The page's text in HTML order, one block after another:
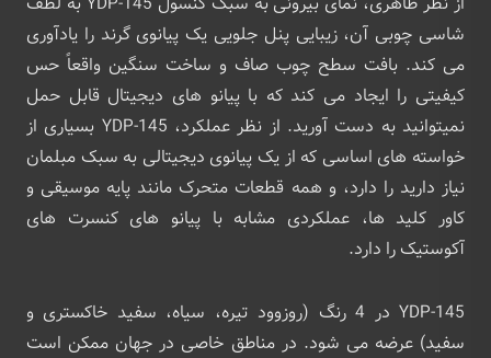
شاسی چوبی آن، زیبایی پنل جلویی یک پیانوی گرند را یادآوری
می کند. بافت سطح چوب صاف و ساخت سنگین واقعاً حس
کیفیتی را ایجاد می کند که با پیانو های دیجیتال قابل حمل
نمیتوانید به دست آورید. از نظر عملکرد، YDP-145 بسیاری از
خواسته های اساسی که از یک پیانوی دیجیتالی به سبک مبلمان
نیاز دارید را دارد، و همه قطعات متحرک مانند پایه موسیقی و
کاور کلید ها، عملکردی مشابه با پیانو های کنسرت های
آکوستیک را دارد.
YDP-145 در 4 رنگ (روزوود تیره، سیاه، سفید خاکستری و
سفید) عرضه می شود. در مناطق خاصی در جهان ممکن است